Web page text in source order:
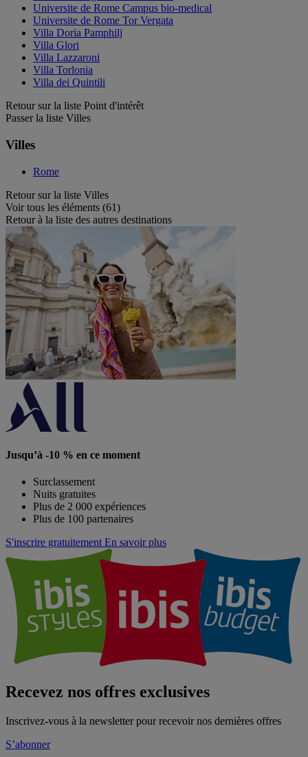
Universite de Rome Campus bio-medical
Universite de Rome Tor Vergata
Villa Doria Pamphilj
Villa Glori
Villa Lazzaroni
Villa Torlonia
Villa dei Quintili
Retour sur la liste Point d'intérêt
Passer la liste Villes
Villes
Rome
Retour sur la liste Villes
Voir tous les éléments (61)
Retour à la liste des autres destinations
Jusqu’à -10 % en ce moment
Surclassement
Nuits gratuites
Plus de 2 000 expériences
Plus de 100 partenaires
S'inscrire gratuitement En savoir plus
Recevez nos offres exclusives
Inscrivez-vous à la newsletter pour recevoir nos dernières offres
S’abonner